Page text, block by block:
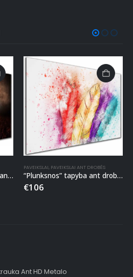
“Meninis angelas” tapyba ant drobės
PAVEIKSLAI, PAVEIKSLAI ANT DROBĖS
“Plunksnos” tapyba ant drobės
€106
Ant HD Metalo